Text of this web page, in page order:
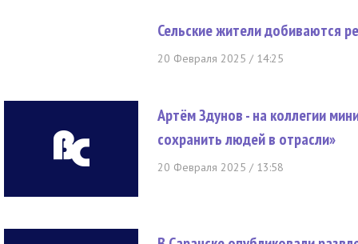
Сельские жители добиваются
20 Февраля 2025 / 14:25
Артём Здунов - на коллегии
сохранить людей в отрасли»
20 Февраля 2025 / 13:58